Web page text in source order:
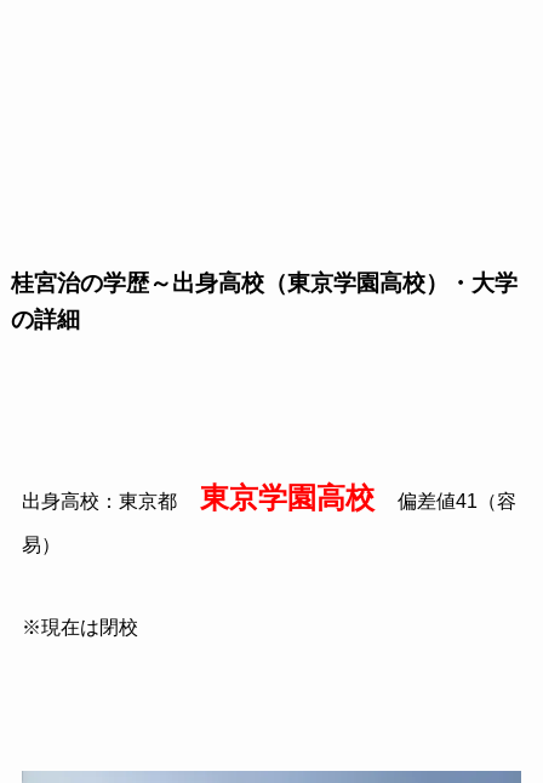
桂宮治の学歴～出身高校（東京学園高校）・大学
の詳細
出身高校：東京都 東京学園高校 偏差値41（容
易）
※現在は閉校